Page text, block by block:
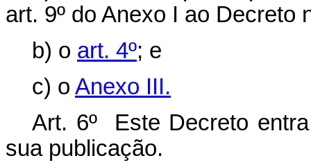
art. 9º do Anexo I ao Decreto
b) o art. 4º; e
c) o Anexo III.
Art. 6º Este Decreto
sua publicação.